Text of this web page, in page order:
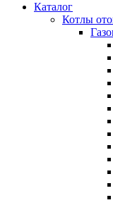
Каталог
Котлы